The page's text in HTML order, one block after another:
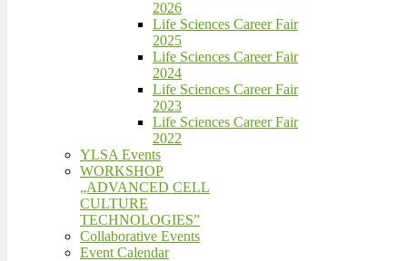
2026
Life Sciences Career Fair
2025
Life Sciences Career Fair
2024
Life Sciences Career Fair
2023
Life Sciences Career Fair
2022
YLSA Events
WORKSHOP
„ADVANCED CELL
CULTURE
TECHNOLOGIES”
Collaborative Events
Event Calendar